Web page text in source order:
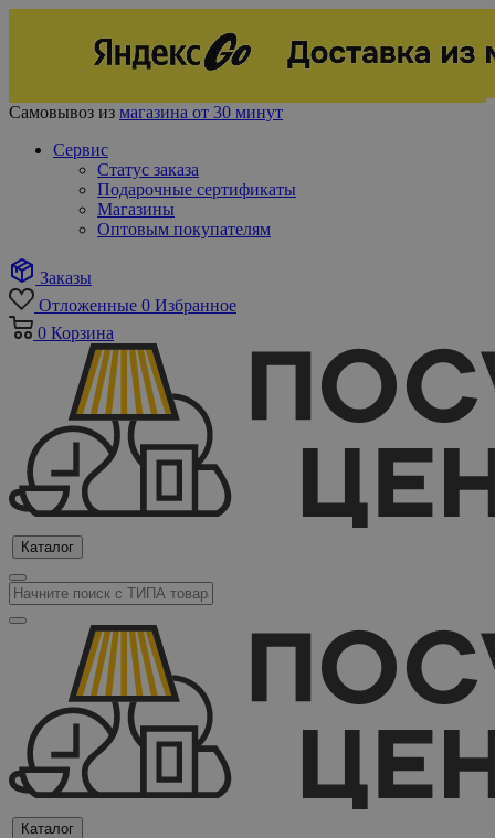
Самовывоз из магазина от 30 минут
Сервис
Статус заказа
Подарочные сертификаты
Магазины
Оптовым покупателям
Заказы
Отложенные 0 Избранное
0 Корзина
Каталог
Каталог